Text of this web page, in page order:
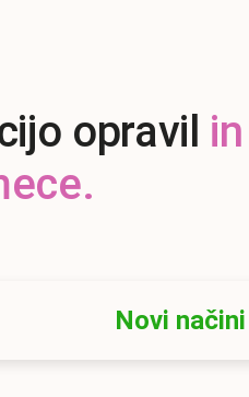
opravil
Novi načini